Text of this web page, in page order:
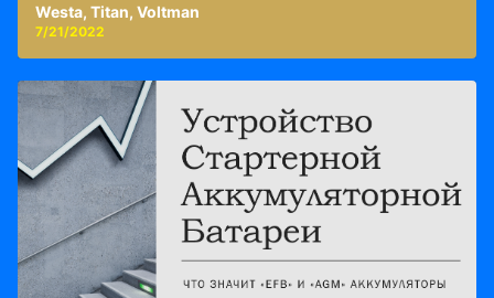
Westa, Titan, Voltman
7/21/2022